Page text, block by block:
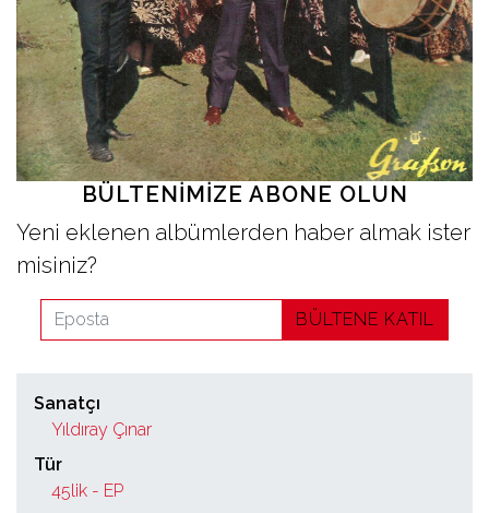
BÜLTENIMIZE ABONE OLUN
Yeni eklenen albümlerden haber almak ister
misiniz?
BÜLTENE KATIL
Sanatçı
Yıldıray Çınar
Tür
45lik - EP